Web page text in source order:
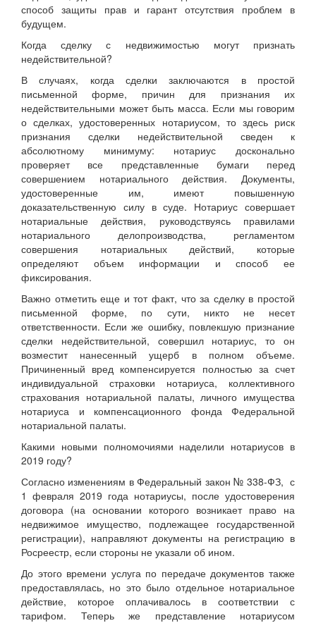
способ защиты прав и гарант отсутствия проблем в
будущем.
Когда сделку с недвижимостью могут признать
недействительной?
В случаях, когда сделки заключаются в простой
письменной форме, причин для признания их
недействительными может быть масса. Если мы говорим
о сделках, удостоверенных нотариусом, то здесь риск
признания сделки недействительной сведен к
абсолютному минимуму: нотариус досконально
проверяет все представленные бумаги перед
совершением нотариального действия. Документы,
удостоверенные им, имеют повышенную
доказательственную силу в суде. Нотариус совершает
нотариальные действия, руководствуясь правилами
нотариального делопроизводства, регламентом
совершения нотариальных действий, которые
определяют объем информации и способ ее
фиксирования.
Важно отметить еще и тот факт, что за сделку в простой
письменной форме, по сути, никто не несет
ответственности. Если же ошибку, повлекшую признание
сделки недействительной, совершил нотариус, то он
возместит нанесенный ущерб в полном объеме.
Причиненный вред компенсируется полностью за счет
индивидуальной страховки нотариуса, коллективного
страхования нотариальной палаты, личного имущества
нотариуса и компенсационного фонда Федеральной
нотариальной палаты.
Какими новыми полномочиями наделили нотариусов в
2019 году?
Согласно изменениям в Федеральный закон № 338-ФЗ, с
1 февраля 2019 года нотариусы, после удостоверения
договора (на основании которого возникает право на
недвижимое имущество, подлежащее государственной
регистрации), направляют документы на регистрацию в
Росреестр, если стороны не указали об ином.
До этого времени услуга по передаче документов также
предоставлялась, но это было отдельное нотариальное
действие, которое оплачивалось в соответствии с
тарифом. Теперь же представление нотариусом